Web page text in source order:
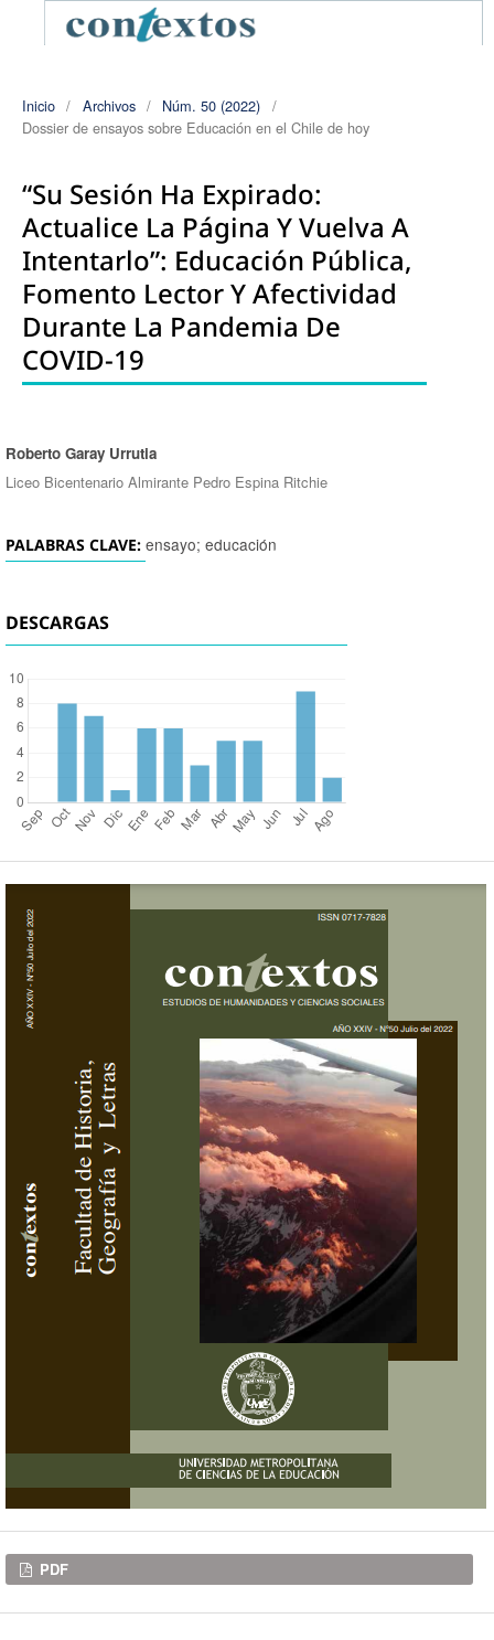
Inicio / Archivos / Núm. 50 (2022) /
Dossier de ensayos sobre Educación en el Chile de hoy
“Su Sesión Ha Expirado:
Actualice La Página Y Vuelva A
Intentarlo”: Educación Pública,
Fomento Lector Y Afectividad
Durante La Pandemia De
COVID-19
Autores/as
Roberto Garay Urrutia
Liceo Bicentenario Almirante Pedro Espina Ritchie
PALABRAS CLAVE: ensayo; educación
DESCARGAS
Descargas
PDF